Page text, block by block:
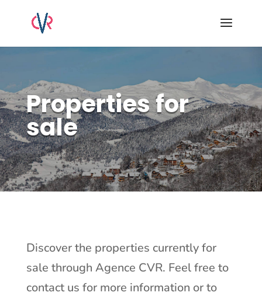
Properties for
sale
Discover the properties currently for
sale through Agence CVR. Feel free to
contact us for more information or to